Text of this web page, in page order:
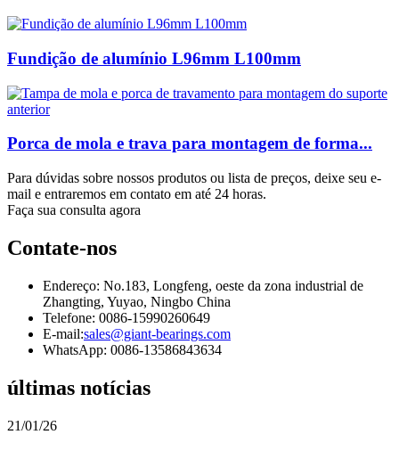
Fundição de alumínio L96mm L100mm
Porca de mola e trava para montagem de forma...
Para dúvidas sobre nossos produtos ou lista de preços, deixe seu e-
mail e entraremos em contato em até 24 horas.
Faça sua consulta agora
Contate-nos
Endereço: No.183, Longfeng, oeste da zona industrial de
Zhangting, Yuyao, Ningbo China
Telefone: 0086-15990260649
E-mail:sales@giant-bearings.com
WhatsApp: 0086-13586843634
últimas notícias
21/01/26